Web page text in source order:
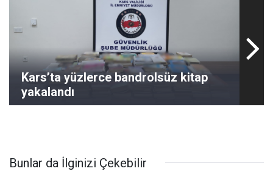
Kars’ta yüzlerce bandrolsüz kitap
yakalandı
Bunlar da İlginizi Çekebilir